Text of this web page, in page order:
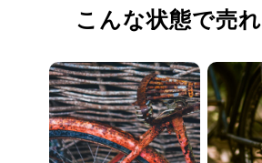
こんな状態で売